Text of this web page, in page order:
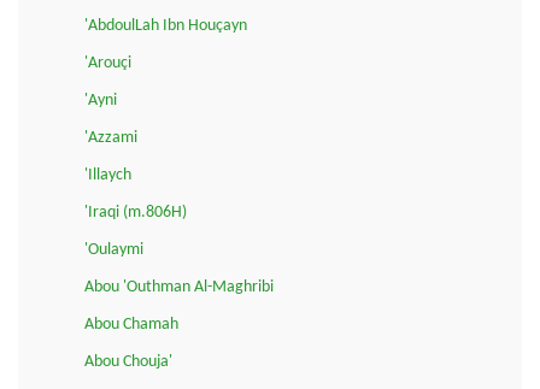
'AbdoulLah Ibn Houçayn
'Arouçi
'Ayni
'Azzami
'Illaych
'Iraqi (m.806H)
'Oulaymi
Abou 'Outhman Al-Maghribi
Abou Chamah
Abou Chouja'